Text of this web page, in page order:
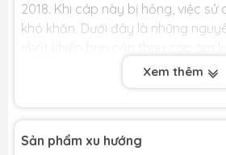
2018. Khi cáp này bị hỏng, việc sử
khó khăn. Dưới đây là những
đầu khiến cáp âm lượng bị đứt,
rạn nứt. Mặc dù nút bấm bên
Xem thêm
Sản phẩm xu hướng